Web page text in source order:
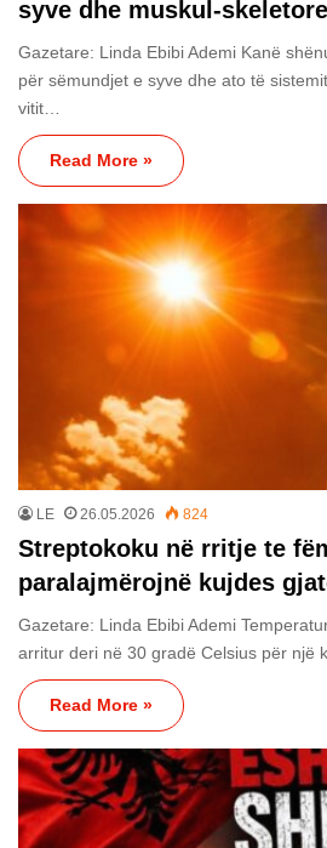
syve dhe muskul-skeletore
Gazetare: Linda Ebibi Ademi Kanë
për sëmundjet e syve dhe ato të
vitit…
Read More »
LE 26.05.2026 824
Streptokoku në rritje te
paralajmërojnë kujdes
Gazetare: Linda Ebibi Ademi
arritur deri në 30 gradë Celsius për një
Read More »